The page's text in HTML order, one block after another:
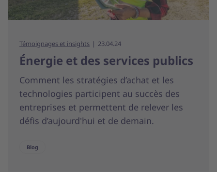
Témoignages et insights 23.04.24
Énergie et des services publics
Comment les stratégies d’achat et les
technologies participent au succès des
entreprises et permettent de relever les
défis d’aujourd'hui et de demain.
Blog